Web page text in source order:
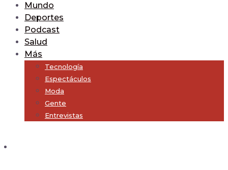
Mundo
Deportes
Podcast
Salud
Más
Tecnología
Espectáculos
Moda
Gente
Entrevistas